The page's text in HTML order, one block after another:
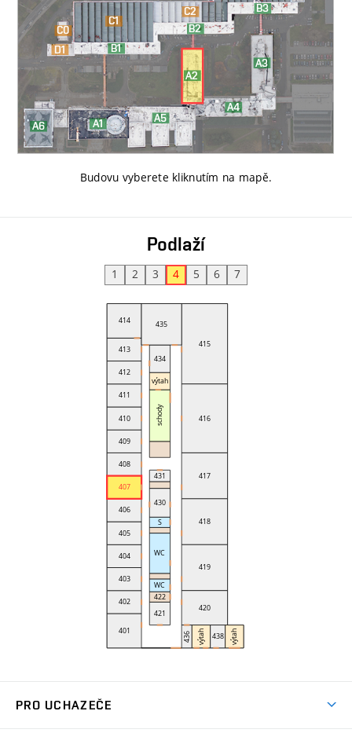
Budovu vyberete kliknutím na mapě.
Podlaží
1 2 3 4 5 6 7
PRO UCHAZEČE